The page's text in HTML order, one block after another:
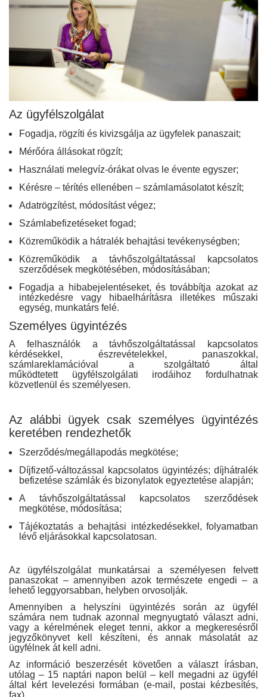
Az ügyfélszolgálat
Fogadja, rögzíti és kivizsgálja az ügyfelek panaszait;
Mérőóra állásokat rögzít;
Használati melegvíz-órákat olvas le évente egyszer;
Kérésre – térítés ellenében – számlamásolatot készít;
Adatrögzítést, módosítást végez;
Számlabefizetéseket fogad;
Közreműködik a hátralék behajtási tevékenységben;
Közreműködik a távhőszolgáltatással kapcsolatos
szerződések megkötésében, módosításában;
Fogadja a hibabejelentéseket, és továbbítja azokat az
intézkedésre vagy hibaelhárításra illetékes műszaki
egység, munkatárs felé.
Személyes ügyintézés
A felhasználók a távhőszolgáltatással kapcsolatos
kérdésekkel, észrevételekkel, panaszokkal,
számlareklamációval a szolgáltató által
működtetett ügyfélszolgálati irodáihoz fordulhatnak
közvetlenül és személyesen.
Az alábbi ügyek csak személyes ügyintézés
keretében rendezhetők
Szerződés/megállapodás megkötése;
Díjfizető-változással kapcsolatos ügyintézés; díjhátralék
befizetése számlák és bizonylatok egyeztetése alapján;
A távhőszolgáltatással kapcsolatos szerződések
megkötése, módosítása;
Tájékoztatás a behajtási intézkedésekkel, folyamatban
lévő eljárásokkal kapcsolatosan.
Az ügyfélszolgálat munkatársai a személyesen felvett
panaszokat – amennyiben azok természete engedi – a
lehető leggyorsabban, helyben orvosolják.
Amennyiben a helyszíni ügyintézés során az ügyfél
számára nem tudnak azonnal megnyugtató választ adni,
vagy a kérelmének eleget tenni, akkor a megkeresésről
jegyzőkönyvet kell készíteni, és annak másolatát az
ügyfélnek át kell adni.
Az információ beszerzését követően a választ írásban,
utólag – 15 naptári napon belül – kell megadni az ügyfél
által kért levelezési formában (e-mail, postai kézbesítés,
fax).